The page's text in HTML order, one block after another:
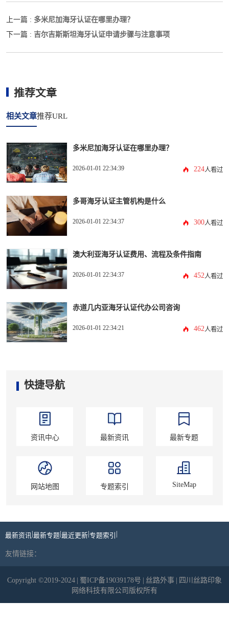
上一篇 : 多米尼加海牙认证在哪里办理？
下一篇 : 吉尔吉斯斯坦海牙认证申请步骤与注意事项
推荐文章
相关文章推荐URL
多米尼加海牙认证在哪里办理？
2026-01-01 22:34:39 224人看过
多哥海牙认证主管机构是什么
2026-01-01 22:34:37 300人看过
澳大利亚海牙认证费用、流程及条件指南
2026-01-01 22:34:37 452人看过
赤道几内亚海牙认证代办公司咨询
2026-01-01 22:34:21 462人看过
快捷导航
资讯中心 最新资讯 最新专题
网站地图 专题索引 SiteMap
最新资讯 最新专题 最近更新 专题索引
友情链接：
Copyright ©2019-2024 蜀ICP备19039178号 丝路外事
四川丝路印象
网络科技有限公司版权所有